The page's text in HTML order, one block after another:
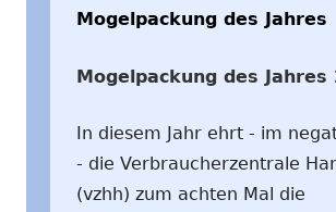
Mogelpackung des Jahres
Mogelpackung des Jahres
In diesem Jahr ehrt - im
- die Verbraucherzentrale
(vzhh) zum achten Mal die